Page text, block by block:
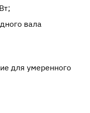
вала
для умеренного